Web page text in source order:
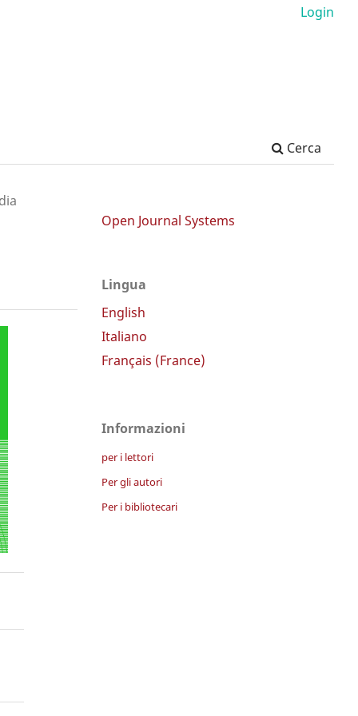
Cerca
Login
Open Journal Systems
Lingua
English
Italiano
Français (France)
Informazioni
per i lettori
Per gli autori
Per i bibliotecari